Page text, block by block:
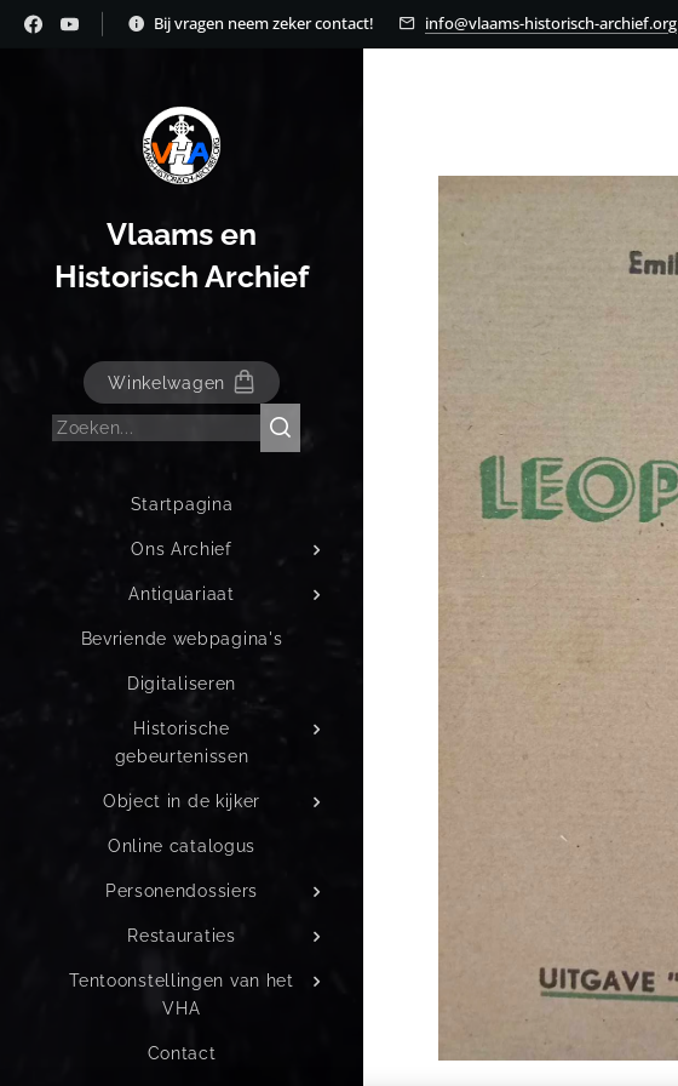
Bij vragen neem zeker contact! info@vlaams-historisch-archief.org
Vlaams en
Historisch Archief
Winkelwagen
Startpagina
Ons Archief
Antiquariaat
Bevriende webpagina's
Digitaliseren
Historische
gebeurtenissen
Object in de kijker
Online catalogus
Personendossiers
Restauraties
Tentoonstellingen van het
VHA
Contact